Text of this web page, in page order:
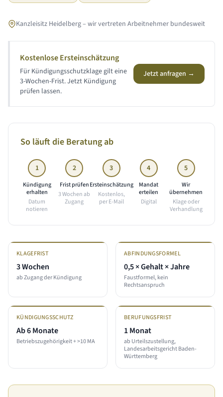
Kanzleisitz Heidelberg – wir vertreten Arbeitnehmer bundesweit
Kostenlose Ersteinschätzung
Für Kündigungsschutzklage gilt eine
3-Wochen-Frist. Jetzt Kündigung
prüfen lassen.
Jetzt anfragen →
So läuft die Beratung ab
1
Kündigung
erhalten
Datum
notieren
2
Frist prüfen
3 Wochen ab
Zugang
3
Ersteinschätzung
Kostenlos,
per E-Mail
4
Mandat
erteilen
Digital
5
Wir
übernehmen
Klage oder
Verhandlung
KLAGEFRIST
3 Wochen
ab Zugang der Kündigung
ABFINDUNGSFORMEL
0,5 × Gehalt × Jahre
Faustformel, kein
Rechtsanspruch
KÜNDIGUNGSSCHUTZ
Ab 6 Monate
Betriebszugehörigkeit + >10 MA
BERUFUNGSFRIST
1 Monat
ab Urteilszustellung,
Landesarbeitsgericht Baden-
Württemberg